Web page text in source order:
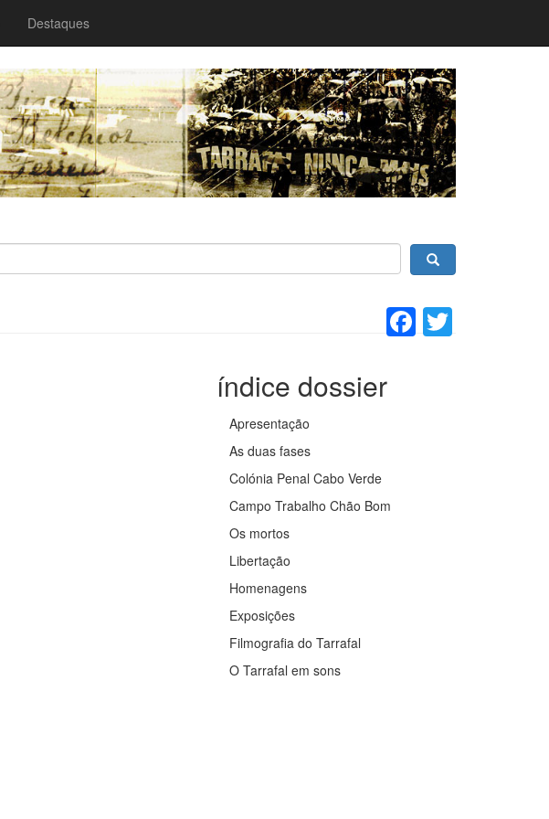
Destaques
Facebook
índice dossier
Apresentação
As duas fases
Colónia Penal Cabo Verde
Campo Trabalho Chão Bom
Os mortos
Libertação
Homenagens
Exposições
Filmografia do Tarrafal
O Tarrafal em sons